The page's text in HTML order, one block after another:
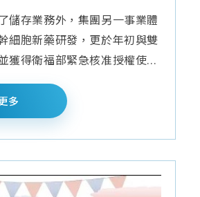
儲存業務外，集團另一事業體
細胞新藥研發，更於年初與雙
獲得衛福部緊急核准授權使...
多